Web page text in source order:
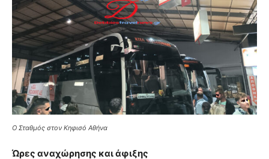
Ο Σταθμός στον Κηφισό Αθήνα
Ώρες αναχώρησης και άφιξης